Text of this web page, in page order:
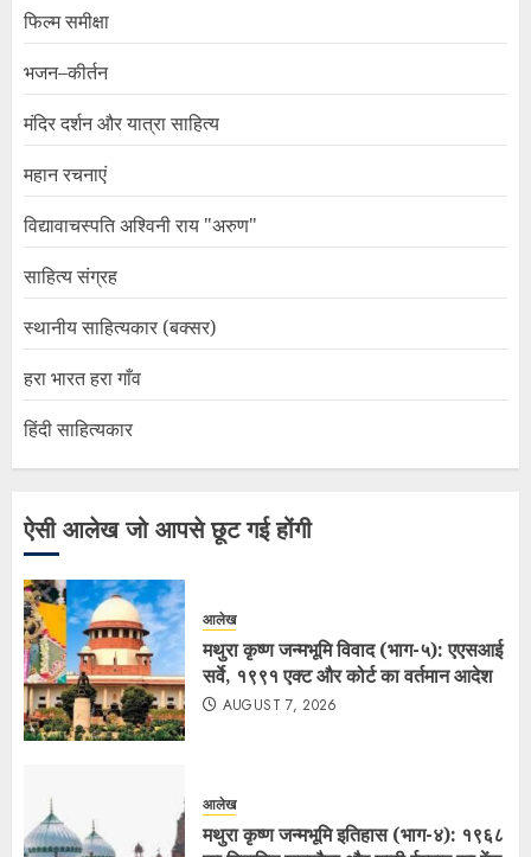
फिल्म समीक्षा
भजन–कीर्तन
मंदिर दर्शन और यात्रा साहित्य
महान रचनाएं
विद्यावाचस्पति अश्विनी राय "अरुण"
साहित्य संग्रह
स्थानीय साहित्यकार (बक्सर)
हरा भारत हरा गाँव
हिंदी साहित्यकार
ऐसी आलेख जो आपसे छूट गई होंगी
आलेख
मथुरा कृष्ण जन्मभूमि विवाद (भाग-५): एएसआई
सर्वे, १९९१ एक्ट और कोर्ट का वर्तमान आदेश
AUGUST 7, 2026
आलेख
मथुरा कृष्ण जन्मभूमि इतिहास (भाग-४): १९६८